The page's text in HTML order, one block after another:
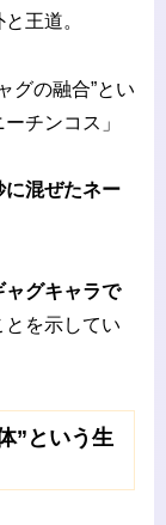
王道。
グの融合”とい
チンコス」
に混ぜたネー
ャグキャラで
とを示してい
”という生